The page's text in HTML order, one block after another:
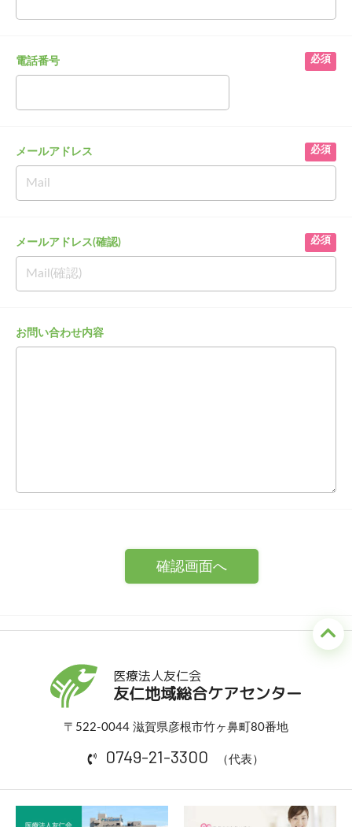
電話番号
メールアドレス
メールアドレス(確認)
お問い合わせ内容
医療法人友仁会
友仁地域総合ケアセンター
〒522-0044 滋賀県彦根市竹ヶ鼻町80番地
0749-21-3300 （代表）